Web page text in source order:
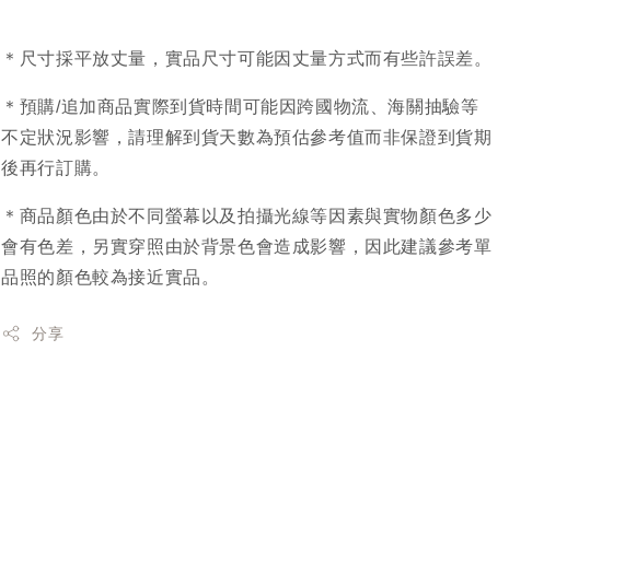
＊尺寸採平放丈量，實品尺寸可能因丈量方式而有些許誤差。
＊預購/追加商品實際到貨時間可能因跨國物流、海關抽驗等
不定狀況影響，請理解到貨天數為預估參考值而非保證到貨期
後再行訂購。
＊商品顏色由於不同螢幕以及拍攝光線等因素與實物顏色多少
會有色差，另實穿照由於背景色會造成影響，因此建議參考單
品照的顏色較為接近實品。
分享